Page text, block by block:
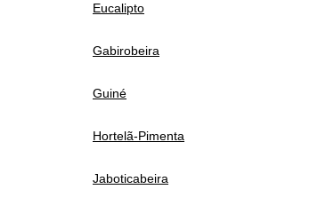
Eucalipto
Gabirobeira
Guiné
Hortelã-Pimenta
Jaboticabeira